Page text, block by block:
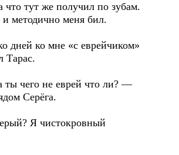
тут же получил по зубам.
методично меня бил.
дней ко мне «с еврейчиком»
Тарас.
чего не еврей что ли? —
Серёга.
Я чистокровный